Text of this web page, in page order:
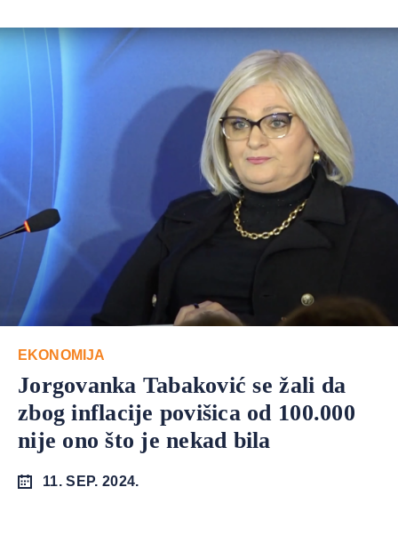
EKONOMIJA
Jorgovanka Tabaković se žali da
zbog inflacije povišica od 100.000
nije ono što je nekad bila
11. SEP. 2024.